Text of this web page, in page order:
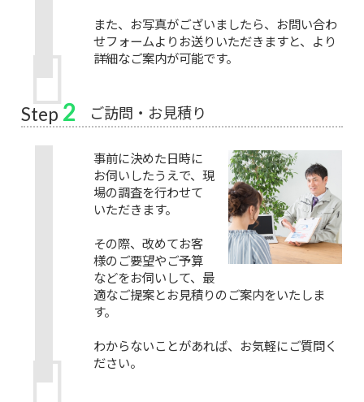
また、お写真がございましたら、お問い合わ
せフォームよりお送りいただきますと、より
詳細なご案内が可能です。
Step 2 ご訪問・お見積り
事前に決めた日時に
お伺いしたうえで、現
場の調査を行わせて
いただきます。
その際、改めてお客
様のご要望やご予算
などをお伺いして、最
適なご提案とお見積りのご案内をいたしま
す。
わからないことがあれば、お気軽にご質問く
ださい。